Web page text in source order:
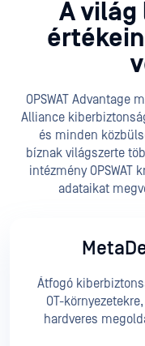
A
OPSWAT Advantage
Alliance
és minden
bíznak világszerte
intézmény OPSWAT
adataikat
Átfogó
OT-
hardveres